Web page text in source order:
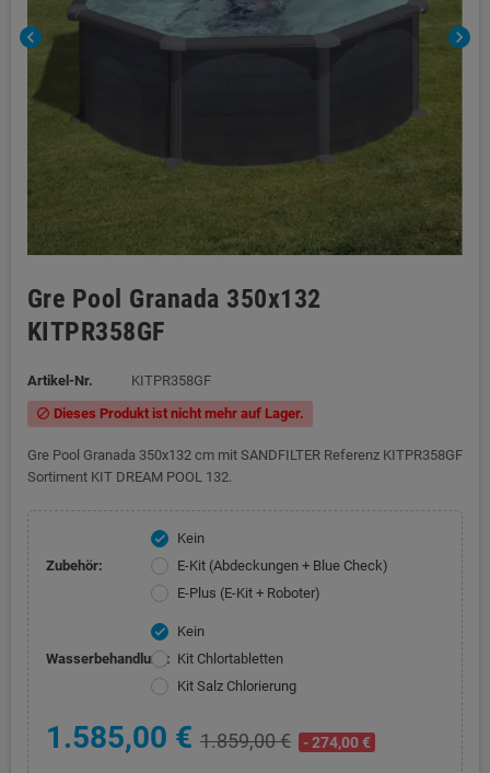
chevron_left chevron_right
Gre Pool Granada 350x132
KITPR358GF
Artikel-Nr. KITPR358GF
block Dieses Produkt ist nicht mehr auf Lager.
Gre Pool Granada 350x132 cm mit SANDFILTER Referenz KITPR358GF
Sortiment KIT DREAM POOL 132.
Zubehör:
check
Kein
E-Kit (Abdeckungen + Blue Check)
E-Plus (E-Kit + Roboter)
Wasserbehandlung:
check
Kein
Kit Chlortabletten
Kit Salz Chlorierung
1.585,00 € 1.859,00 € - 274,00 €